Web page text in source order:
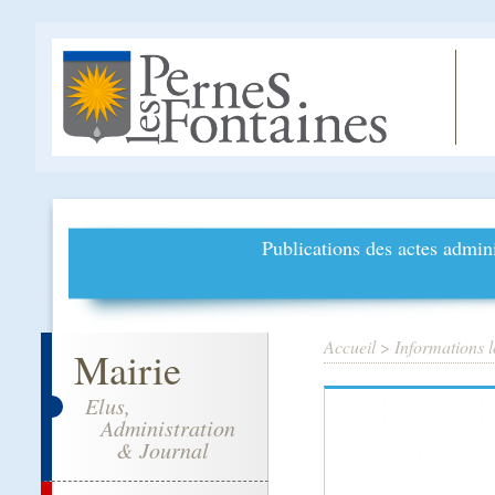
Publications des actes
Mairie
Elus,
Administration
& Journal
Accueil> Informations